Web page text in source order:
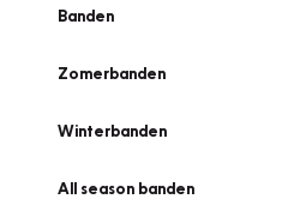
Banden
Zomerbanden
Winterbanden
All season banden